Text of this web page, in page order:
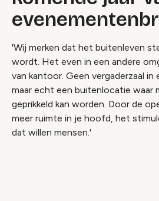
'Wij merken dat het buitenleven
wordt. Het even in een andere
van kantoor. Geen vergaderzaal
maar echt een buitenlocatie waar
geprikkeld kan worden. Door de
meer ruimte in je hoofd, het
dat willen mensen.'